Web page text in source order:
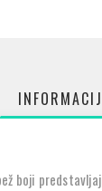
boji